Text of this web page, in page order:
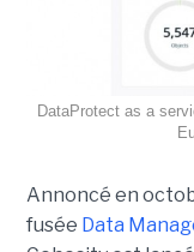
DataProtect as a
Annoncé en
fusée Data